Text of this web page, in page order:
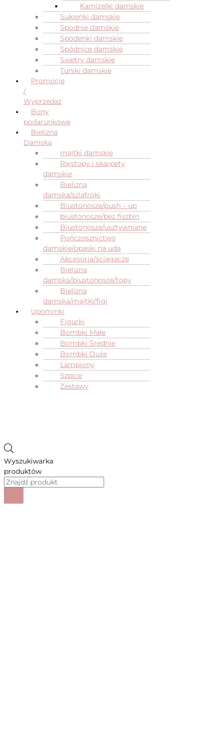
Kamizelki damskie
Sukienki damskie
Spodnie damskie
Spodenki damskie
Spódnice damskie
Swetry damskie
Tuniki damskie
Promocje
/
Wyprzedaż
Bony
podarunkowe
Bielizna
Damska
majtki damskie
Rajstopy i skarpety
damskie
Bielizna
damska/szlafroki
Biustonosze/push – up
biustonosze/bez fiszbin
Biustonosze/usztywniane
Pończosznictwo
damskie/opaski na uda
Akcesoria/ściągacze
Bielizna
damska/biustonosze/topy
Bielizna
damska/majtki/figi
Upominki
Figurki
Bombki Małe
Bombki Średnie
Bombki Duże
Lampiony
Szpice
Zestawy
Wyszukiwarka
produktów